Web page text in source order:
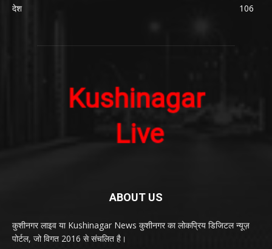
देश
106
ABOUT US
कुशीनगर लाइव या Kushinagar News कुशीनगर का लोकप्रिय डिजिटल न्यूज़
पोर्टल, जो विगत 2016 से संचलित है।